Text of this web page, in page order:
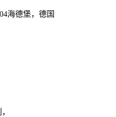
海德堡，德国